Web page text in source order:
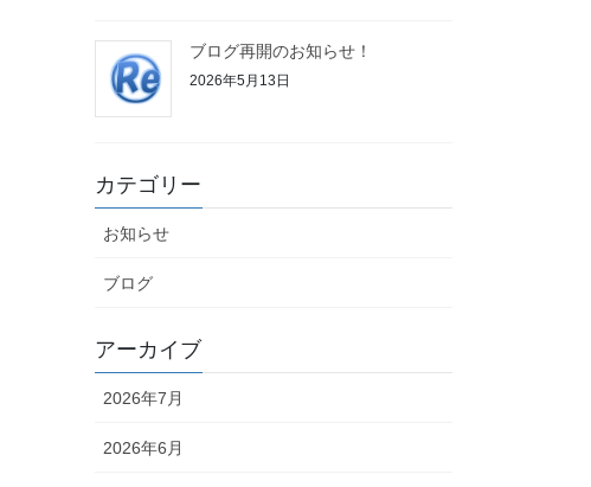
ブログ再開のお知らせ！
2026年5月13日
カテゴリー
お知らせ
ブログ
アーカイブ
2026年7月
2026年6月